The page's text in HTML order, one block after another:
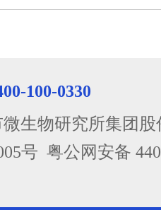
100-0330
生物研究所集团股
号 粤公网安备